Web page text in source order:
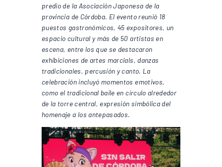
predio de la Asociación Japonesa de la
provincia de Córdoba. El evento reunió 18
puestos gastronómicos, 45 expositores, un
espacio cultural y más de 50 artistas en
escena, entre los que se destacaron
exhibiciones de artes marcials, danzas
tradicionales, percusión y canto. La
celebración incluyó momentos emotivos,
como el tradicional baile en círculo alrededor
de la torre central, expresión simbólica del
homenaje a los antepasados.